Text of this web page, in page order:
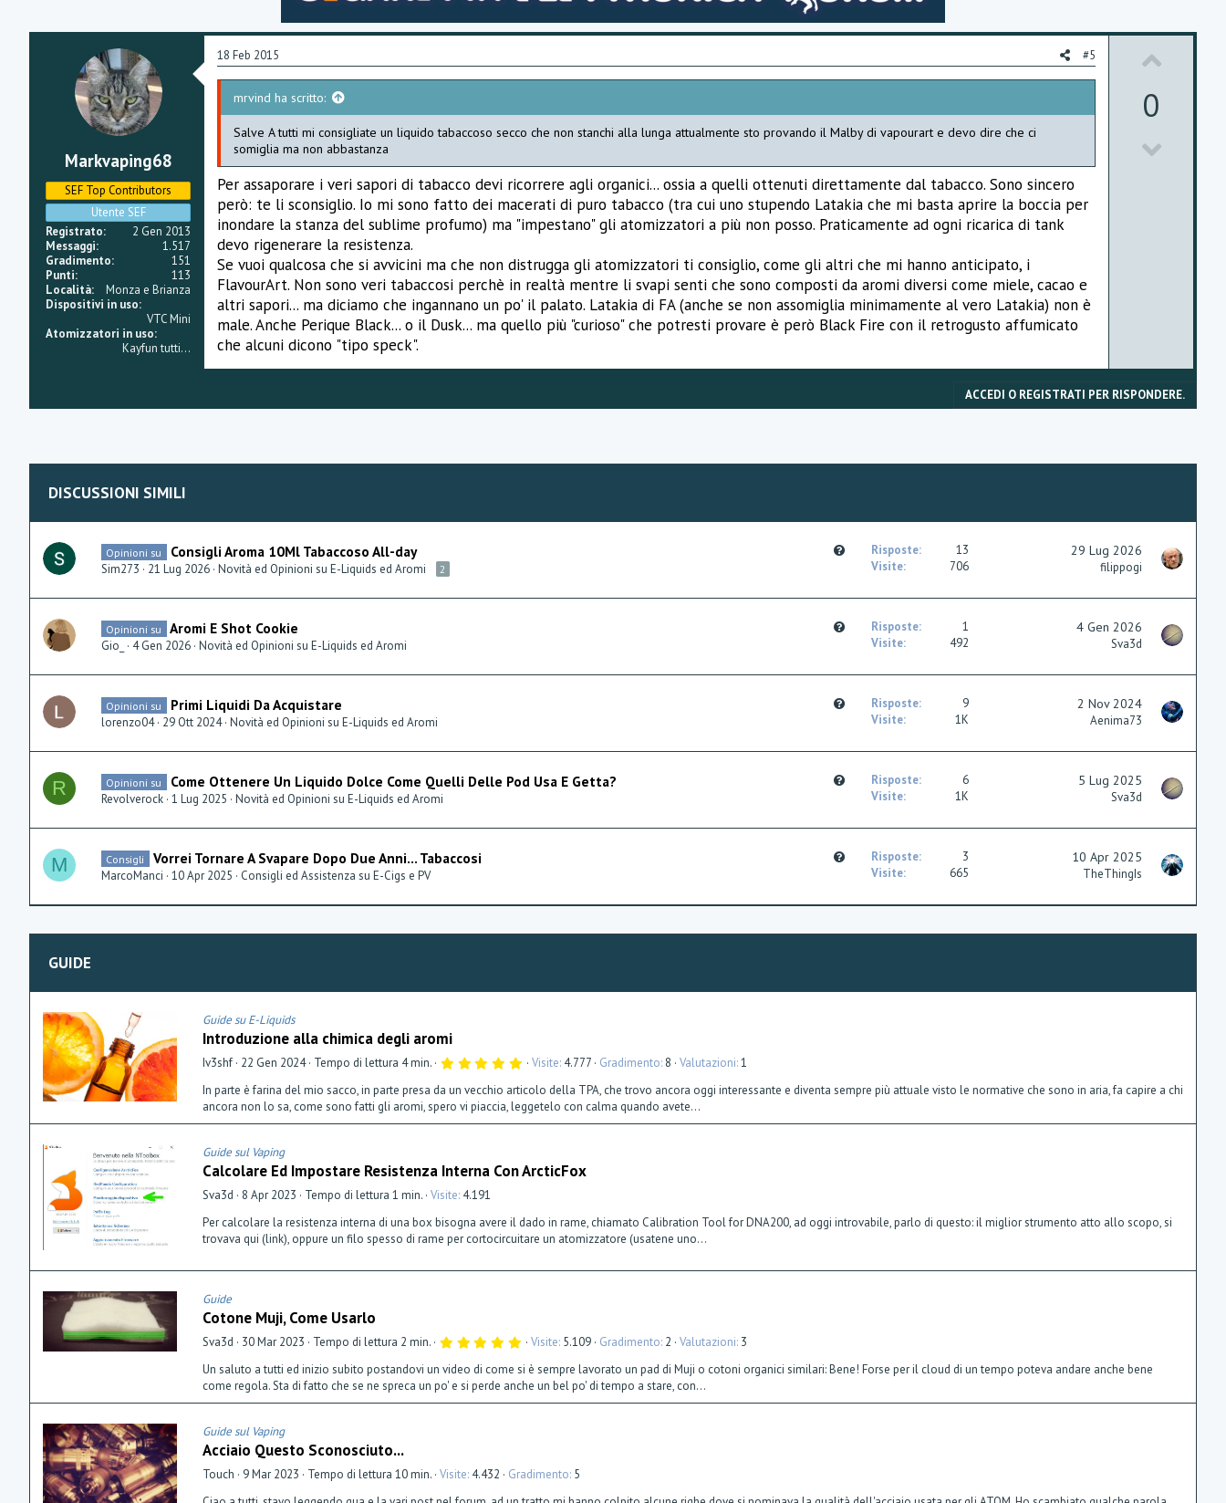
t
i
:
Markvaping68
SEF Top Contributors
Utente SEF
Registrato
2 Gen 2013
Messaggi
1.517
Gradimento
151
Punti
113
Località
Monza e Brianza
Dispositivi in uso
VTC Mini
Atomizzatori in uso
Kayfun tutti...
18 Feb 2015 #5
mrvind ha scritto:
Salve A tutti mi consigliate un liquido tabaccoso secco che non stanchi alla lunga attualmente sto provando il Malby di vapourart e devo dire che ci
somiglia ma non abbastanza
Per assaporare i veri sapori di tabacco devi ricorrere agli organici... ossia a quelli ottenuti direttamente dal tabacco. Sono sincero
però: te li sconsiglio. Io mi sono fatto dei macerati di puro tabacco (tra cui uno stupendo Latakia che mi basta aprire la boccia per
inondare la stanza del sublime profumo) ma "impestano" gli atomizzatori a più non posso. Praticamente ad ogni ricarica di tank
devo rigenerare la resistenza.
Se vuoi qualcosa che si avvicini ma che non distrugga gli atomizzatori ti consiglio, come gli altri che mi hanno anticipato, i
FlavourArt. Non sono veri tabaccosi perchè in realtà mentre li svapi senti che sono composti da aromi diversi come miele, cacao e
altri sapori... ma diciamo che ingannano un po' il palato. Latakia di FA (anche se non assomiglia minimamente al vero Latakia) non è
male. Anche Perique Black... o il Dusk... ma quello più "curioso" che potresti provare è però Black Fire con il retrogusto affumicato
che alcuni dicono "tipo speck".
0
e
ACCEDI O REGISTRATI PER RISPONDERE.
DISCUSSIONI SIMILI
s
n
Opinioni su Consigli Aroma 10Ml Tabaccoso All-day
Sim273 21 Lug 2026 Novità ed Opinioni su E-Liquids ed Aromi 2
Risposte
13
Visite
706
29 Lug 2026
filippogi
s
n
Opinioni su Aromi E Shot Cookie
Gio_ 4 Gen 2026 Novità ed Opinioni su E-Liquids ed Aromi
Risposte
1
Visite
492
4 Gen 2026
Sva3d
s
n
Opinioni su Primi Liquidi Da Acquistare
lorenzo04 29 Ott 2024 Novità ed Opinioni su E-Liquids ed Aromi
Risposte
9
Visite
1K
2 Nov 2024
Aenima73
R
s
n
Opinioni su Come Ottenere Un Liquido Dolce Come Quelli Delle Pod Usa E Getta?
Revolverock 1 Lug 2025 Novità ed Opinioni su E-Liquids ed Aromi
Risposte
6
Visite
1K
5 Lug 2025
Sva3d
M
s
Consigli Vorrei Tornare A Svapare Dopo Due Anni... Tabaccosi
MarcoManci 10 Apr 2025 Consigli ed Assistenza su E-Cigs e PV
Risposte
3
Visite
665
10 Apr 2025
TheThingIs
GUIDE
Guide su E-Liquids
Introduzione alla chimica degli aromi
Iv3shf 22 Gen 2024 Tempo di lettura 4 min. 5
0
0
s
t
a
(
Visite 4.777 Gradimento 8 Valutazioni 1
In parte è farina del mio sacco, in parte presa da un vecchio articolo della TPA, che trovo ancora oggi interessante e diventa sempre più attuale visto le normative che sono in aria, fa capire a chi
ancora non lo sa, come sono fatti gli aromi, spero vi piaccia, leggetelo con calma quando avete...
Guide sul Vaping
Calcolare Ed Impostare Resistenza Interna Con ArcticFox
Sva3d 8 Apr 2023 Tempo di lettura 1 min. Visite 4.191
Per calcolare la resistenza interna di una box bisogna avere il dado in rame, chiamato Calibration Tool for DNA200, ad oggi introvabile, parlo di questo: il miglior strumento atto allo scopo, si
trovava qui (link), oppure un filo spesso di rame per cortocircuitare un atomizzatore (usatene uno...
Guide
Cotone Muji, Come Usarlo
Sva3d 30 Mar 2023 Tempo di lettura 2 min. 5
0
0
s
t
e
Visite 5.109 Gradimento 2 Valutazioni 3
Un saluto a tutti ed inizio subito postandovi un video di come si è sempre lavorato un pad di Muji o cotoni organici similari: Bene! Forse per il cloud di un tempo poteva andare anche bene
come regola. Sta di fatto che se ne spreca un po' e si perde anche un bel po' di tempo a stare, con...
Guide sul Vaping
Acciaio Questo Sconosciuto...
Touch 9 Mar 2023 Tempo di lettura 10 min. Visite 4.432 Gradimento 5